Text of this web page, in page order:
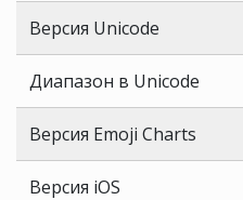
Версия Unicode
Диапазон в Unicode
Версия Emoji Charts
Версия iOS